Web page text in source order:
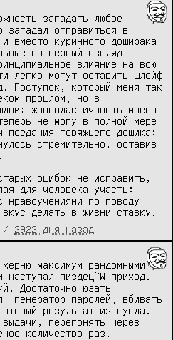
загадать любое
загадал отправиться в
вместо куринного доширака
на первый взгляд
влияние на всю
легко могут оставить шлейф
Поступок, который меня так
прошлом, но в
жопопластичность моего
не могу в полной мере
поедания говяжьего дошика:
стремительно, оставив
ошибок не исправить,
для человека участь:
нравоучениями по поводу
делать в жизни ставку.
/ 2922 дня назад
максимум рандомными
пиздец^W приход.
Достаточно юзать
генератор паролей, вбивать
результат из гугла.
перегонять через
количество раз.